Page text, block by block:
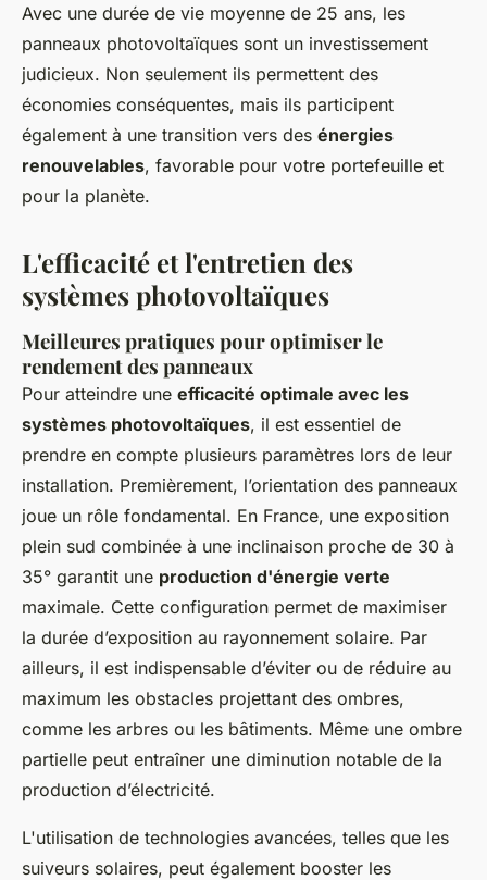
Avec une durée de vie moyenne de 25 ans, les
panneaux photovoltaïques sont un investissement
judicieux. Non seulement ils permettent des
économies conséquentes, mais ils participent
également à une transition vers des énergies
renouvelables, favorable pour votre portefeuille et
pour la planète.
L'efficacité et l'entretien des
systèmes photovoltaïques
Meilleures pratiques pour optimiser le
rendement des panneaux
Pour atteindre une efficacité optimale avec les
systèmes photovoltaïques, il est essentiel de
prendre en compte plusieurs paramètres lors de leur
installation. Premièrement, l’orientation des panneaux
joue un rôle fondamental. En France, une exposition
plein sud combinée à une inclinaison proche de 30 à
35° garantit une production d'énergie verte
maximale. Cette configuration permet de maximiser
la durée d’exposition au rayonnement solaire. Par
ailleurs, il est indispensable d’éviter ou de réduire au
maximum les obstacles projettant des ombres,
comme les arbres ou les bâtiments. Même une ombre
partielle peut entraîner une diminution notable de la
production d’électricité.
L'utilisation de technologies avancées, telles que les
suiveurs solaires, peut également booster les